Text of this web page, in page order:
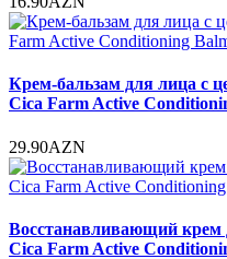
Крем-бальзам для лица с
Cica Farm Active
29.90AZN
Восстанавливающий крем
Cica Farm Active